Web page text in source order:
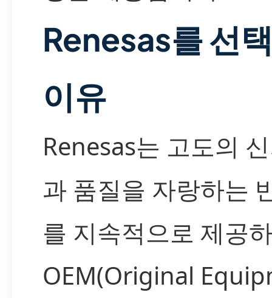
Renesas를 선
이유
Renesas는 고도의
과 품질을 자랑하는
를 지속적으로 제공
OEM(Original